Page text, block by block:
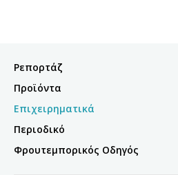
Ρεπορτάζ
Προϊόντα
Επιχειρηματικά
Περιοδικό
Φρουτεμπορικός Οδηγός